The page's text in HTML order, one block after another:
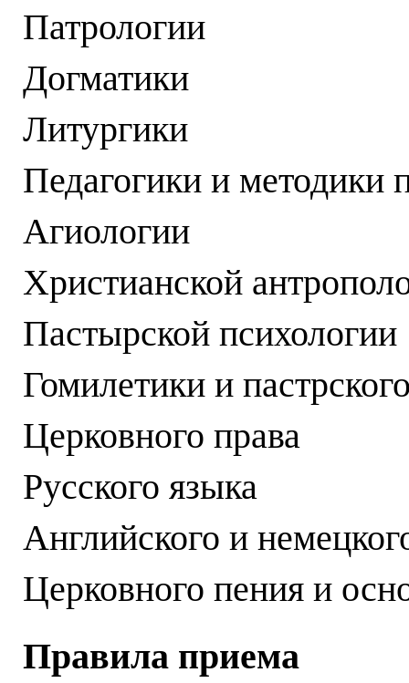
Патрологии
Догматики
Литургики
Педагогики и методики
Агиологии
Христианской
Пастырской психологии
Гомилетики и
Церковного права
Русского языка
Английского и
Церковного пения и
Правила приема